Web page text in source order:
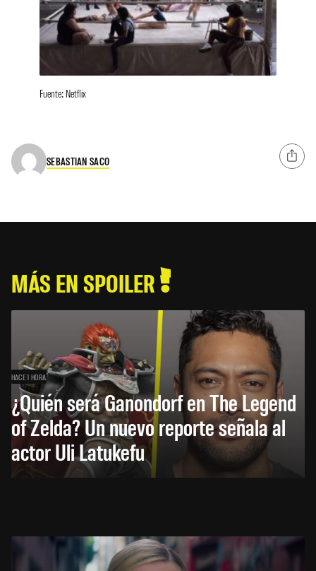
Fuente: Netflix
SEBASTIAN SACO
MÁS EN SPOILER
HACE 1 HORA
¿Quién será Ganondorf en The Legend
of Zelda? Un nuevo reporte señala al
actor Uli Latukefu